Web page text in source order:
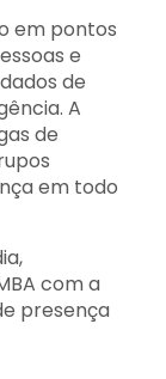
em pontos
e
de
A
de
em todo
com a
presença